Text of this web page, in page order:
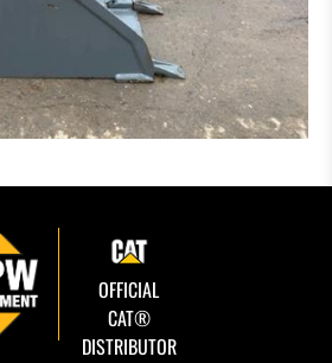
OFFICIAL
CAT®
DISTRIBUTOR